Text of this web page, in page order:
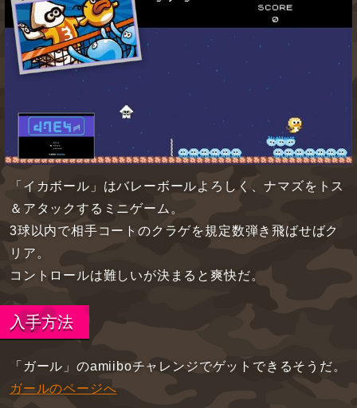
「イカボール」はバレーボールよろしく、ナマズをトス
＆アタックするミニゲーム。
3球以内で相手コートのクラゲを規定数弾き飛ばせばク
リア。
コントロールは難しいが決まると爽快だ。
入手方法
「ガール」のamiiboチャレンジでゲットできるそうだ。
ガールのページへ